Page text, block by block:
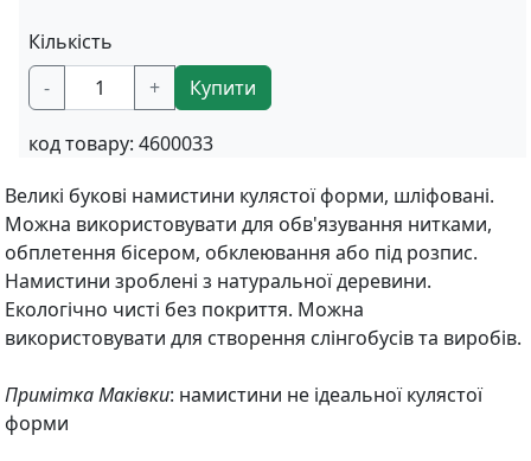
Кількість
-
+ Купити
код товару: 4600033
Великі букові намистини кулястої форми, шліфовані.
Можна використовувати для обв'язування нитками,
обплетення бісером, обклеювання або під розпис.
Намистини зроблені з натуральної деревини.
Екологічно чисті без покриття. Можна
використовувати для створення слінгобусів та виробів.
Примітка Маківки: намистини не ідеальної кулястої
форми